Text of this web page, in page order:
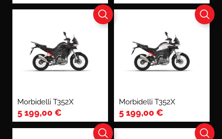
Morbidelli T352X
5 199,00€
Morbidelli T352X
5 199,00€